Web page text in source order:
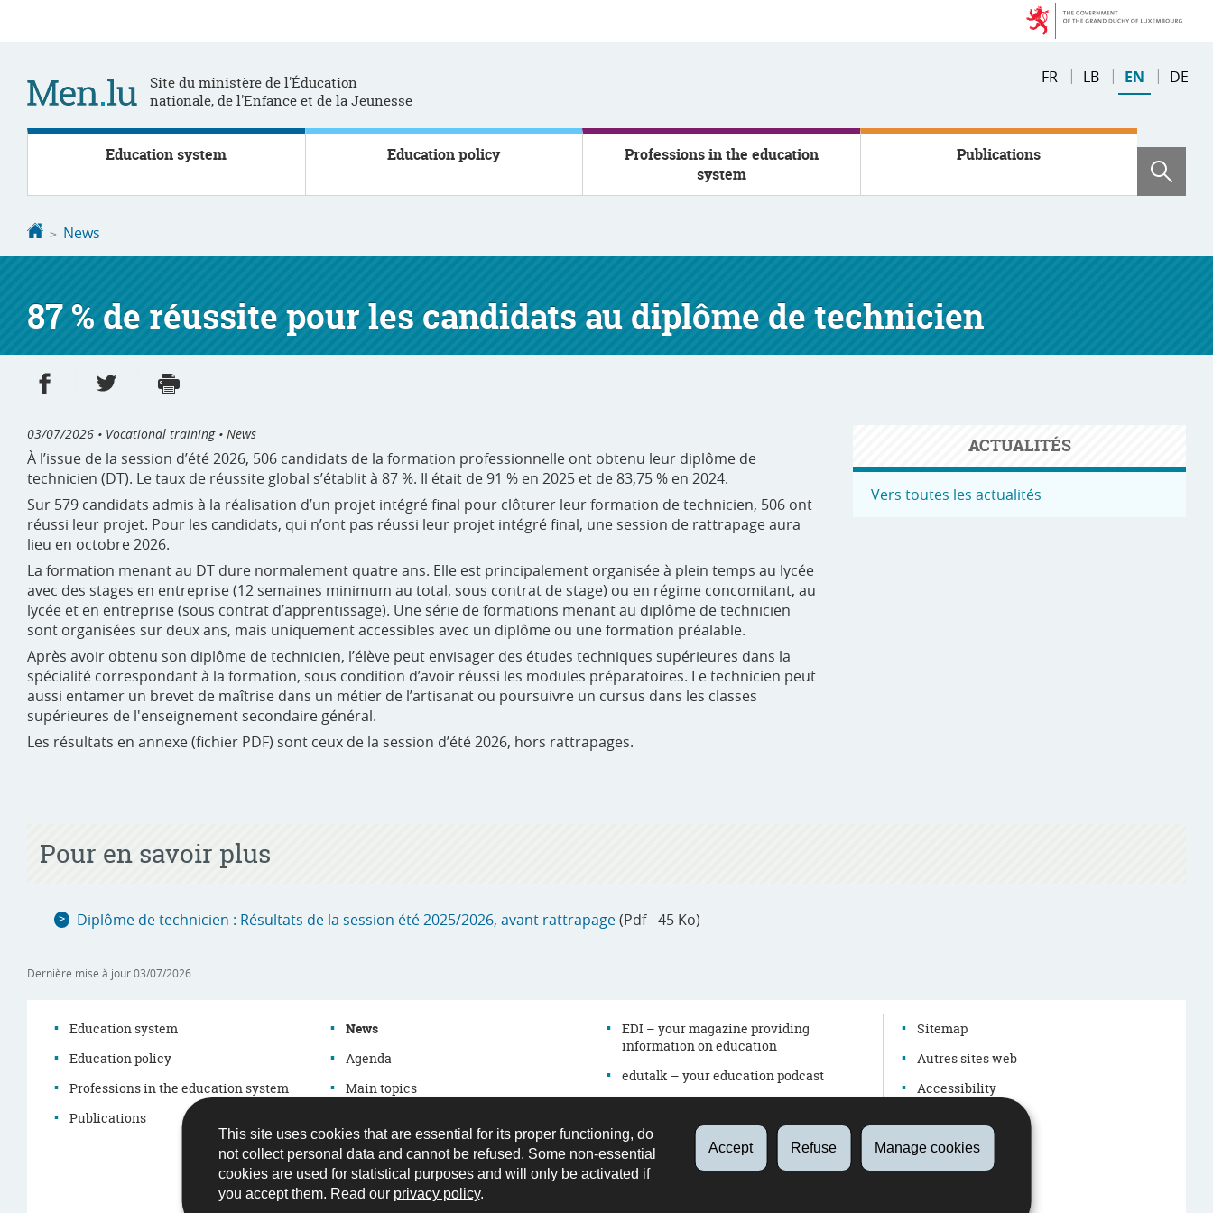
This site uses cookies that are essential for its proper functioning, do
not collect personal data and cannot be refused. Some non-essential
cookies are used for statistical purposes and will only be activated if
you accept them. Read our privacy policy.
Accept Refuse Manage cookies
Site du ministère de l'Éducation
nationale, de l'Enfance et de la Jeunesse
Changer
FR LB EN DE
Education system Education policy
Professions in the education
system
Publications
Homepage
News
87 % de réussite pour les candidats au diplôme de technicien
Share on Facebook
Share on Twitter
03/07/2026 • Vocational training • News
À l’issue de la session d’été 2026, 506 candidats de la formation professionnelle ont obtenu leur diplôme de
technicien (DT). Le taux de réussite global s’établit à 87 %. Il était de 91 % en 2025 et de 83,75 % en 2024.
Sur 579 candidats admis à la réalisation d’un projet intégré final pour clôturer leur formation de technicien, 506 ont
réussi leur projet. Pour les candidats, qui n’ont pas réussi leur projet intégré final, une session de rattrapage aura
lieu en octobre 2026.
La formation menant au DT dure normalement quatre ans. Elle est principalement organisée à plein temps au lycée
avec des stages en entreprise (12 semaines minimum au total, sous contrat de stage) ou en régime concomitant, au
lycée et en entreprise (sous contrat d’apprentissage). Une série de formations menant au diplôme de technicien
sont organisées sur deux ans, mais uniquement accessibles avec un diplôme ou une formation préalable.
Après avoir obtenu son diplôme de technicien, l’élève peut envisager des études techniques supérieures dans la
spécialité correspondant à la formation, sous condition d’avoir réussi les modules préparatoires. Le technicien peut
aussi entamer un brevet de maîtrise dans un métier de l’artisanat ou poursuivre un cursus dans les classes
supérieures de l'enseignement secondaire général.
Les résultats en annexe (fichier PDF) sont ceux de la session d’été 2026, hors rattrapages.
ACTUALITÉS
Vers toutes les actualités
Pour en savoir plus
Diplôme de technicien : Résultats de la session été 2025/2026, avant rattrapage(Pdf - 45 Ko)
Dernière mise à jour03/07/2026
Navigation
menu
Education system
Education policy
Professions in the education system
Publications
News
Agenda
Main topics
Legislation
EDI – your magazine providing
information on education
edutalk – your education podcast
Directory
Contact
Sitemap
Autres sites web
Accessibility
About this site